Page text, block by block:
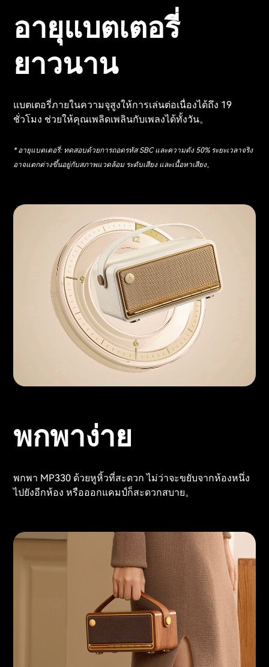
อายุแบตเตอรี่
ยาวนาน
แบตเตอรี่ภายในความจุสูงให้การเล่นต่อเนื่องได้ถึง 19
ชั่วโมง ช่วยให้คุณเพลิดเพลินกับเพลงได้ทั้งวัน。
* อายุแบตเตอรี่: ทดสอบด้วยการถอดรหัส SBC และความดัง 50% ระยะเวลาจริง
อาจแตกต่างขึ้นอยู่กับสภาพแวดล้อม ระดับเสียง และเนื้อหาเสียง。
พกพาง่าย
พกพา MP330 ด้วยหูหิ้วที่สะดวก ไม่ว่าจะขยับจากห้องหนึ่ง
ไปยังอีกห้อง หรือออกแคมป์ก็สะดวกสบาย。